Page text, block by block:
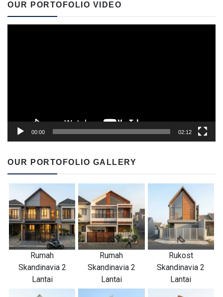
OUR PORTOFOLIO VIDEO
00:00 02:12
OUR PORTOFOLIO GALLERY
Rumah
Skandinavia 2
Lantai
Rumah
Skandinavia 2
Lantai
Rukost
Skandinavia 2
Lantai